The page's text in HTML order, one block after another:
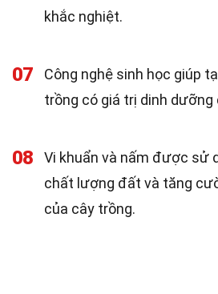
khắc nghiệt.
07
Công nghệ sinh học giúp
trồng có giá trị dinh dưỡng
08
Vi khuẩn và nấm được sử
chất lượng đất và tăng
của cây trồng.